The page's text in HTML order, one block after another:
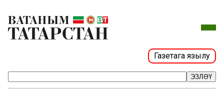
Газетага язылу
ЭЗЛӘҮ